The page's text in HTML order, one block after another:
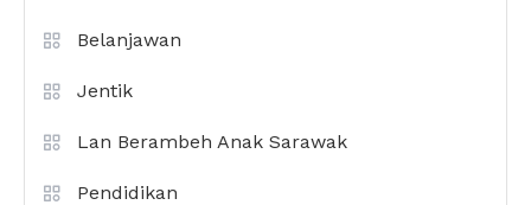
Belanjawan
Jentik
Lan Berambeh Anak Sarawak
Pendidikan